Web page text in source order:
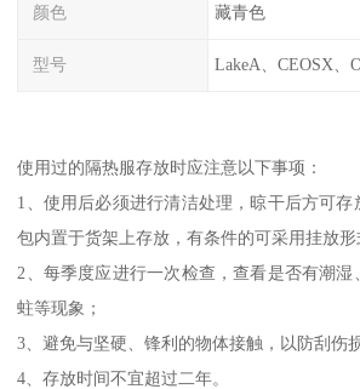
颜色 藏青色
型号 LakeA、CEOSX、
使用过的隔热服存放时应注意以下事项：
1、使用后必须进行清洁处理，晾干后方可存
包内置于货架上存放，有条件的可采用挂放形
2、每季度应进行一次检查，查看是否有潮湿
蛀等现象；
3、避免与坚硬、锋利的物体接触，以防刮伤
4、存放时间不宜超过二年。